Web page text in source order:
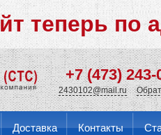
теперь по
+7 (473) 243-
2430102@mail.ru
Доставка Контакты